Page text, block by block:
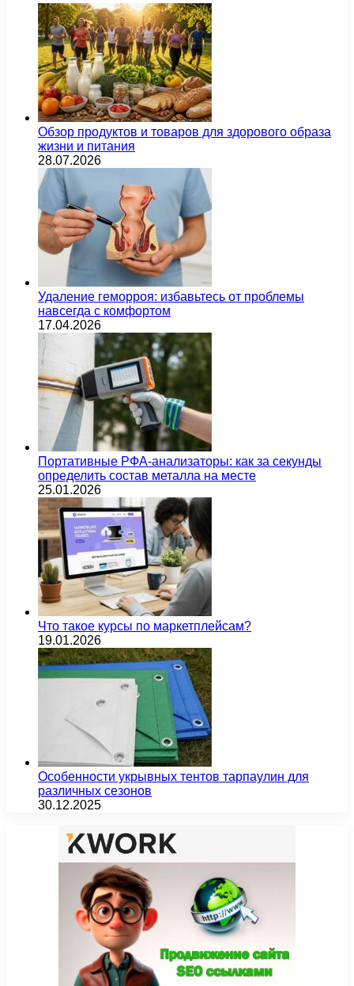
Обзор продуктов и товаров для здорового образа
жизни и питания
28.07.2026
Удаление геморроя: избавьтесь от проблемы
навсегда с комфортом
17.04.2026
Портативные РФА-анализаторы: как за секунды
определить состав металла на месте
25.01.2026
Что такое курсы по маркетплейсам?
19.01.2026
Особенности укрывных тентов тарпаулин для
различных сезонов
30.12.2025